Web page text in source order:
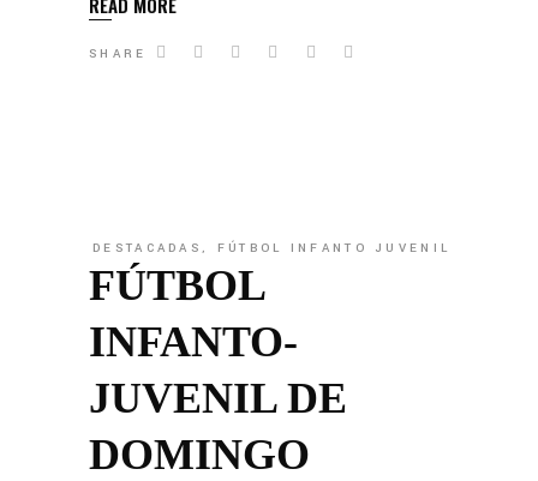
SHARE
DESTACADAS, FÚTBOL INFANTO JUVENIL
FÚTBOL
INFANTO-
JUVENIL DE
DOMINGO